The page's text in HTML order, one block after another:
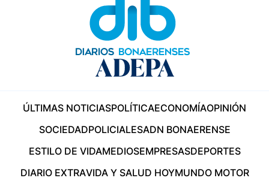
ÚLTIMAS NOTICIASPOLÍTICAECONOMÍAOPINIÓN
SOCIEDADPOLICIALESADN BONAERENSE
ESTILO DE VIDAMEDIOSEMPRESASDEPORTES
DIARIO EXTRAVIDA Y SALUD HOYMUNDO MOTOR